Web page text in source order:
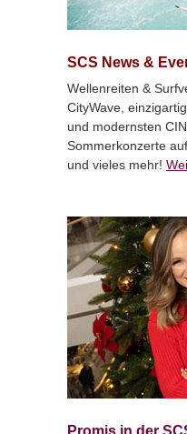
SCS News &
Wellenreiten &
CityWave,
und modernsten
Sommerkonzerte
und vieles mehr!
Promis in der